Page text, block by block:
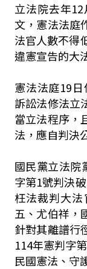
立法院去年
文，憲法法庭
法官人數不得
違憲宣告的大
憲法法庭19
訴訟法修法立
當立法程序，
法，應自判決
國民黨立法院
字第1號判決
枉法裁判大
五、尤伯祥，
針對其離譜行
114年憲判字
民國憲法、守